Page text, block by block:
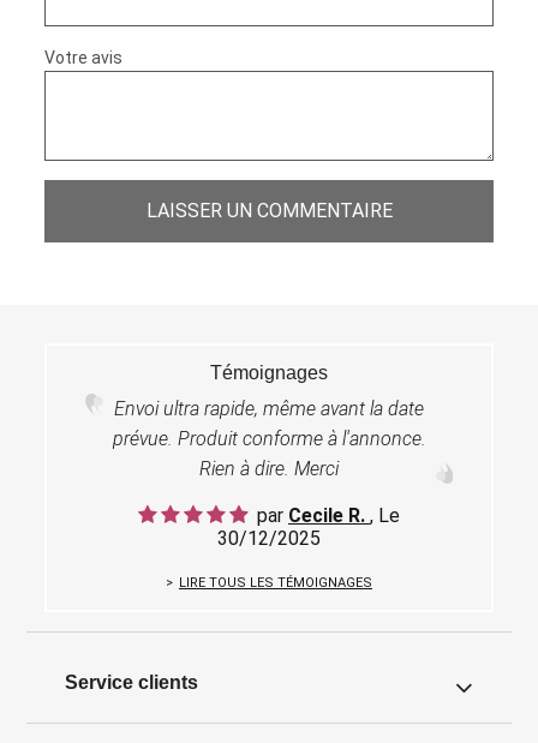
Votre avis
LAISSER UN COMMENTAIRE
Témoignages
Envoi ultra rapide, même avant la date
prévue. Produit conforme à l'annonce.
Rien à dire. Merci
par Cecile R. , Le
30/12/2025
LIRE TOUS LES TÉMOIGNAGES
Service clients